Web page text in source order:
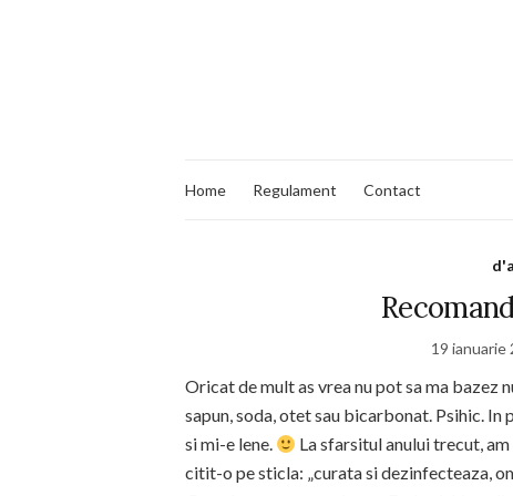
Home Regulament Contact
19 ianuarie
Oricat de mult as vrea nu pot sa ma bazez
sapun, soda, otet sau bicarbonat. Psihic.
si mi-e lene.
La sfarsitul anului trecut,
citit-o pe sticla: „curata si dezinfecteaza,